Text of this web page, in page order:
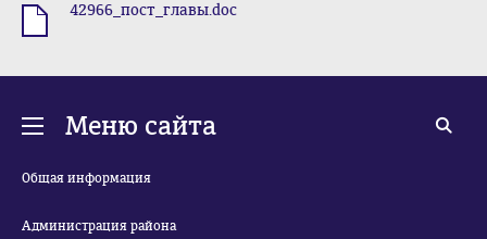
42966_пост_главы.doc
Меню сайта
Общая информация
Администрация района